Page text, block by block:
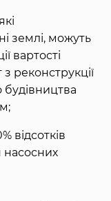
землі, можуть
вартості
реконструкції
будівництва
відсотків
насосних